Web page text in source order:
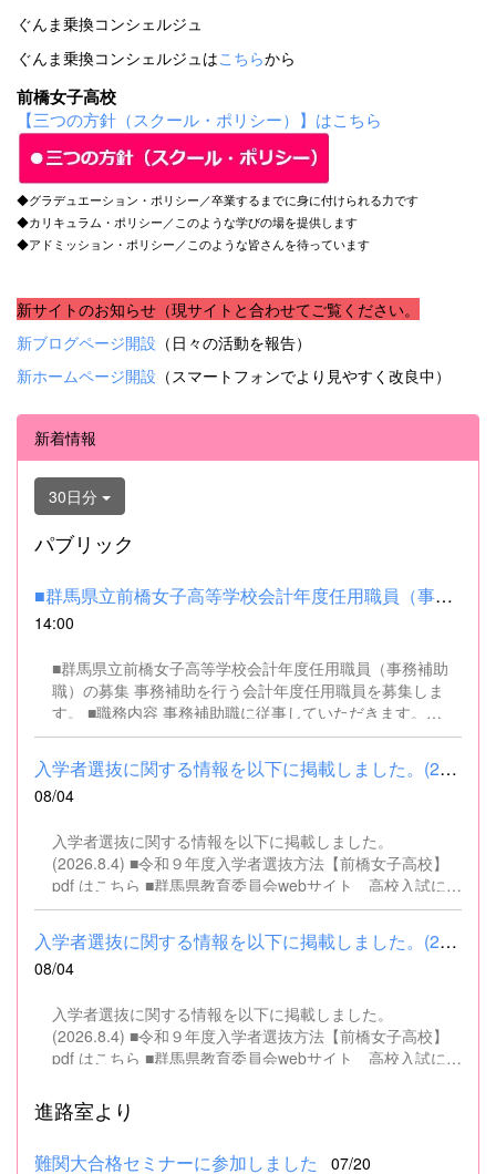
ぐんま乗換コンシェルジュ
ぐんま乗換コンシェルジュはこちらから
前橋女子高校
【三つの方針（スクール・ポリシー）】はこちら
◆グラデュエーション・ポリシー／卒業するまでに身に付けられる力です
◆カリキュラム・ポリシー／このような学びの場を提供します
◆アドミッション・ポリシー／このような皆さんを待っています
新サイトのお知らせ（現サイトと合わせてご覧ください。
新ブログページ開設 （日々の活動を報告）
新ホームページ開設 （スマートフォンでより見やすく改良中）
新着情報
30日分
パブリック
■群馬県立前橋女子高等学校会計年度任用職員（事務補助職）の募集...
14:00
■群馬県立前橋女子高等学校会計年度任用職員（事務補助
職）の募集 事務補助を行う会計年度任用職員を募集しま
す。 ■職務内容 事務補助職に従事していただきます。
SSH（スーパーサイエンスハイスクール）事業にかかるパ
ソコンでの文書・資料作成、データ入力・整理事務、電話
対応、書類の整理、その他事務補助業務全般 ■募集人数 １
名 ■募集対象 以下の条件を満たしている方 基本的なパソコ
する方は、応募できませんので御了承ください。 （1）地
方公務員法第16条に該当する者（以下のいずれかに該当す
る人） ・禁錮以上の刑に処せられ、その執行を終わるまで
又は執行を受けることがなくなるまでの者 ・群馬県職員と
して懲戒免職の処分を受け、当該処分の日から2年を経過
しない者 ・人事委員会又は公平委員会の委員の職にあっ
て、地方公務員法第60条から第63条までに規定する罪を犯
政府を暴力で破壊することを主張する政党その他の団体を
結成し、又はこれに加入した者 （2）平成11年改正前の民
法の規定による準禁治産の宣告を受けている者（心...
入学者選抜に関する情報を以下に掲載しました。(2026.8.4) ■令和...
08/04
入学者選抜に関する情報を以下に掲載しました。
(2026.8.4) ■令和９年度入学者選抜方法【前橋女子高校】
pdf はこちら ■群馬県教育委員会webサイト 高校入試に関
するページはこちら
入学者選抜に関する情報を以下に掲載しました。(2026.8.4) ■令和...
08/04
入学者選抜に関する情報を以下に掲載しました。
(2026.8.4) ■令和９年度入学者選抜方法【前橋女子高校】
pdf はこちら ■群馬県教育委員会webサイト 高校入試に関
進路室より
難関大合格セミナーに参加しました 07/20